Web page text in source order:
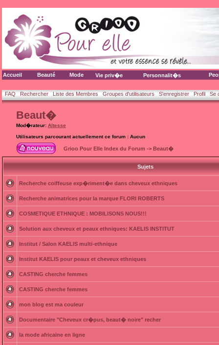
Accueil Beauté Mode Vie priv�e Personnalit�s
FAQ Rechercher Liste des Membres Groupes d'utilisateurs S'enregistrer Profil Se
Beaut�
Mod�rateur: Altesse
Utilisateurs parcourant actuellement ce forum : Aucun
Grioo Pour Elle Index du Forum -> Beaut�
Sujets
Recherche coiffeuse exp�riment�e dans cheveux ethniques
Recherche animatrices pour la marque FLORI ROBERTS
COSMETIQUE ETHNIQUE : MOBILISONS NOUS!!!
Solution aux cheveux et peaux ethniques: KAELIS INSTITUT
Institut / Salon KAELIS multi-ethnique
Institut KAELIS pour peaux et cheveux ethniques
CASTING cherche femmes
CASTING cherche femmes
mon blog est ma couleur
Documentaire "Cheveux cr�pus, beaut� noire" recher
la mode africaine en ligne